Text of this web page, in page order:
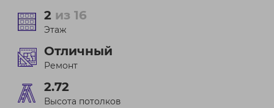
2 из 16
Этаж
Отличный
Ремонт
2.72
Высота потолков